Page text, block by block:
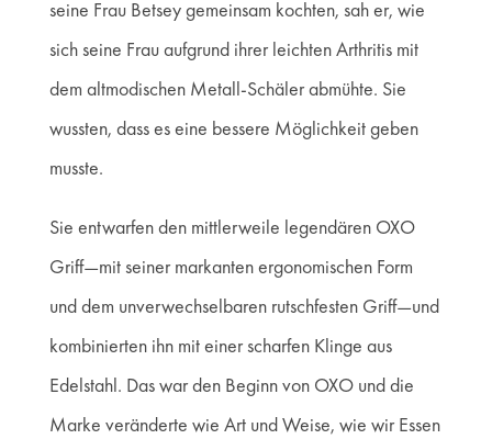
seine Frau Betsey gemeinsam kochten, sah er, wie
sich seine Frau aufgrund ihrer leichten Arthritis mit
dem altmodischen Metall-Schäler abmühte. Sie
wussten, dass es eine bessere Möglichkeit geben
musste.
Sie entwarfen den mittlerweile legendären OXO
Griff—mit seiner markanten ergonomischen Form
und dem unverwechselbaren rutschfesten Griff—und
kombinierten ihn mit einer scharfen Klinge aus
Edelstahl. Das war den Beginn von OXO und die
Marke veränderte wie Art und Weise, wie wir Essen